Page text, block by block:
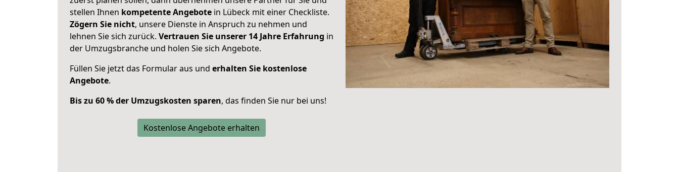
stellen Ihnen kompetente Angebote in Lübeck mit einer Checkliste.
Zögern Sie nicht, unsere Dienste in Anspruch zu nehmen und
lehnen Sie sich zurück. Vertrauen Sie unserer 14 Jahre Erfahrung in
der Umzugsbranche und holen Sie sich Angebote.
Füllen Sie jetzt das Formular aus und erhalten Sie kostenlose
Angebote.
Bis zu 60 % der Umzugskosten sparen, das finden Sie nur bei uns!
Kostenlose Angebote erhalten